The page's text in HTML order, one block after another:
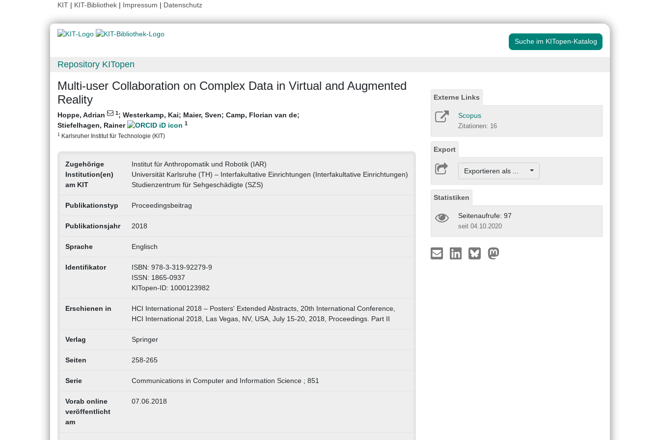
KIT | KIT-Bibliothek | Impressum | Datenschutz
Suche im KITopen-Katalog
Repository KITopen
Multi-user Collaboration on Complex Data in Virtual and Augmented
Reality
Hoppe, Adrian 1; Westerkamp, Kai; Maier, Sven; Camp, Florian van de;
Stiefelhagen, Rainer
1
1 Karlsruher Institut für Technologie (KIT)
Zugehörige
Institution(en)
am KIT
Institut für Anthropomatik und Robotik (IAR)
Universität Karlsruhe (TH) – Interfakultative Einrichtungen (Interfakultative Einrichtungen)
Studienzentrum für Sehgeschädigte (SZS)
Publikationstyp Proceedingsbeitrag
Publikationsjahr 2018
Sprache Englisch
Identifikator
ISBN: 978-3-319-92279-9
ISSN: 1865-0937
KITopen-ID: 1000123982
Erschienen in
HCI International 2018 – Posters' Extended Abstracts, 20th International Conference,
HCI International 2018, Las Vegas, NV, USA, July 15-20, 2018, Proceedings. Part II
Verlag Springer
Seiten 258-265
Serie Communications in Computer and Information Science ; 851
Vorab online
veröffentlicht
am
07.06.2018
Externe Links
Scopus
Zitationen: 16
Export
Exportieren als ...
Statistiken
Seitenaufrufe: 97
seit 04.10.2020